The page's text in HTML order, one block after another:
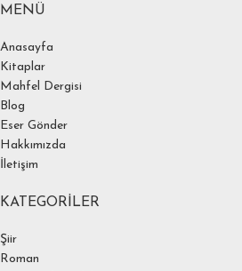
MENÜ
Anasayfa
Kitaplar
Mahfel Dergisi
Blog
Eser Gönder
Hakkımızda
İletişim
KATEGORILER
Şiir
Roman